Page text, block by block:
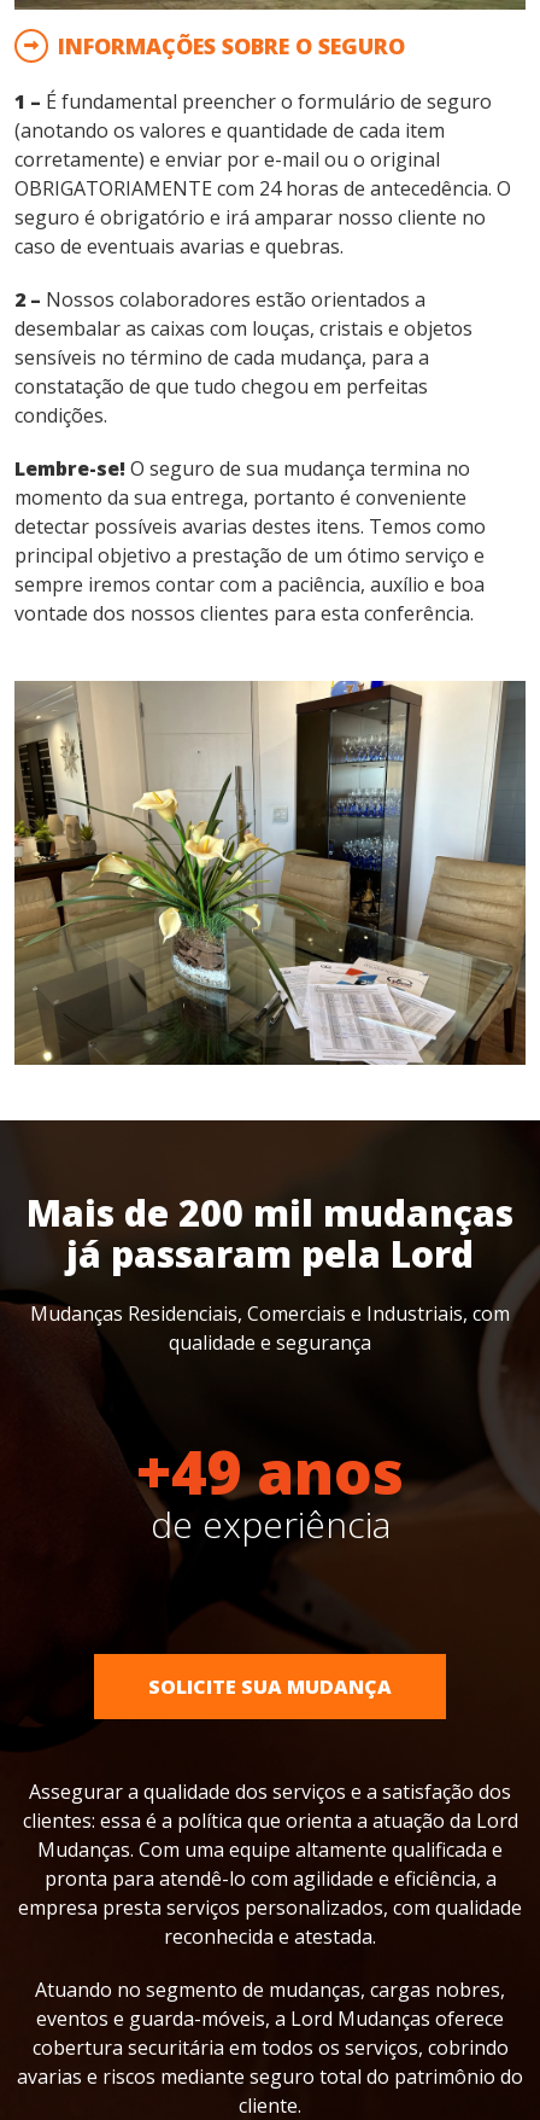
INFORMAÇÕES SOBRE O SEGURO
1 – É fundamental preencher o formulário de seguro
(anotando os valores e quantidade de cada item
corretamente) e enviar por e-mail ou o original
OBRIGATORIAMENTE com 24 horas de antecedência. O
seguro é obrigatório e irá amparar nosso cliente no
caso de eventuais avarias e quebras.
2 – Nossos colaboradores estão orientados a
desembalar as caixas com louças, cristais e objetos
sensíveis no término de cada mudança, para a
constatação de que tudo chegou em perfeitas
condições.
Lembre-se! O seguro de sua mudança termina no
momento da sua entrega, portanto é conveniente
detectar possíveis avarias destes itens. Temos como
principal objetivo a prestação de um ótimo serviço e
sempre iremos contar com a paciência, auxílio e boa
vontade dos nossos clientes para esta conferência.
Mais de 200 mil mudanças
já passaram pela Lord
Mudanças Residenciais, Comerciais e Industriais, com
qualidade e segurança
+49 anos
de experiência
SOLICITE SUA MUDANÇA
Assegurar a qualidade dos serviços e a satisfação dos
clientes: essa é a política que orienta a atuação da Lord
Mudanças. Com uma equipe altamente qualificada e
pronta para atendê-lo com agilidade e eficiência, a
empresa presta serviços personalizados, com qualidade
reconhecida e atestada.
Atuando no segmento de mudanças, cargas nobres,
eventos e guarda-móveis, a Lord Mudanças oferece
cobertura securitária em todos os serviços, cobrindo
avarias e riscos mediante seguro total do patrimônio do
cliente.